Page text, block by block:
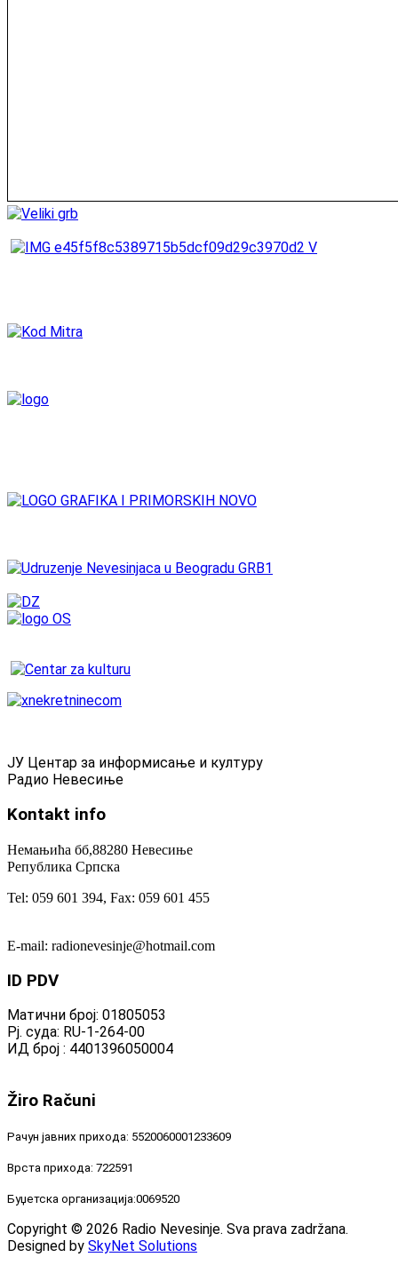
ЈУ Центар за информисање и културу
Радио Невесиње
Kontakt info
Немањића бб,88280 Невесиње
Република Српска
Tel: 059 601 394, Fax: 059 601 455
E-mail: radionevesinje@hotmail.com
ID PDV
Матични број: 01805053
Рј. суда: RU-1-264-00
ИД број : 4401396050004
Žiro Računi
Рачун јавних прихода: 5520060001233609
Врста прихода: 722591
Буџетска организација:0069520
Copyright © 2026 Radio Nevesinje. Sva prava zadržana.
Designed by SkyNet Solutions